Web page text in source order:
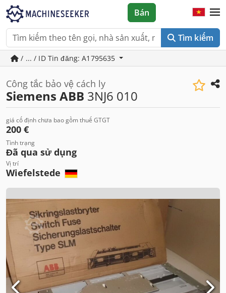
Tìm kiếm
Bán
/ ... / ID Tin đăng: A1795635
Công tắc bảo vệ cách ly
Siemens ABB 3NJ6 010
giá cố định chưa bao gồm thuế GTGT
200 €
Tình trạng
Đã qua sử dụng
Vị trí
Wiefelstede